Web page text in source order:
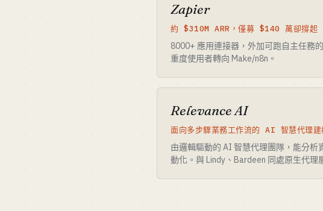
Zapier
約 $310M ARR，僅募 $140 萬卻撐起
8000+ 應用連接器，外加可跑自主任務
重度使用者轉向 Make/n8n。
Relevance AI
面向多步驟業務工作流的 AI 智慧代理建
由邏輯驅動的 AI 智慧代理團隊，能分
動化。與 Lindy、Bardeen 同處原生代理